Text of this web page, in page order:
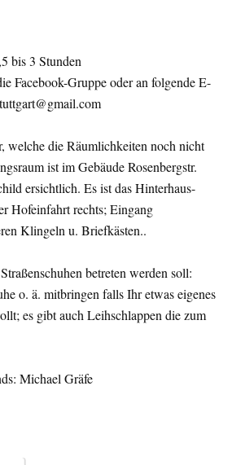
bis 3 Stunden
Facebook-Gruppe oder an folgende E-
welche die Räumlichkeiten noch nicht
ist im Gebäude Rosenbergstr.
ersichtlich. Es ist das Hinterhaus-
Hofeinfahrt rechts; Eingang
Klingeln u. Briefkästen..
betreten werden soll:
o. ä. mitbringen falls Ihr etwas eigenes
es gibt auch Leihschlappen die zum
Michael Gräfe